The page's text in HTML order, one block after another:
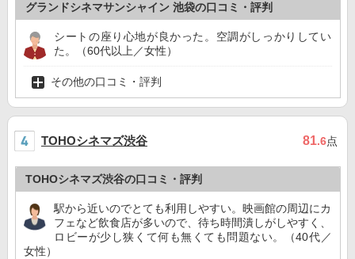
グランドシネマサンシャイン 池袋の口コミ・評判
シートの座り心地が良かった。空調がしっかりしてい
た。（60代以上／女性）
その他の口コミ・評判
TOHOシネマズ渋谷 81.6点
TOHOシネマズ渋谷の口コミ・評判
駅から近いのでとても利用しやすい。映画館の周辺にカ
フェなど飲食店が多いので、待ち時間潰しがしやすく、
ロビーが少し狭くて何も無くても問題ない。（40代／
女性）